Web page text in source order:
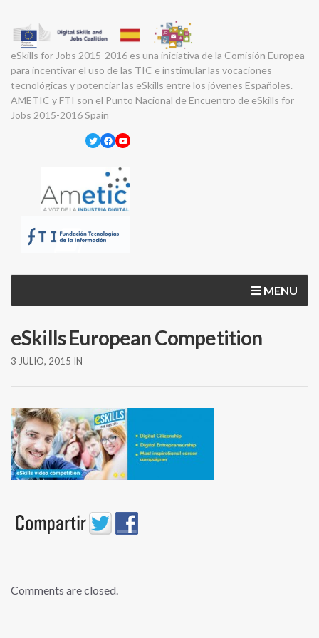
eSkills for Jobs 2015-2016 es una iniciativa de la Comisión Europea
para incentivar el uso de las TIC e instimular las vocaciones
tecnológicas y potenciar las eSkills entre los jóvenes Españoles.
AMETIC y FTI son el Punto Nacional de Encuentro de eSkills for
Jobs 2015-2016 Spain
Twitter
Facebook
YouTube
MENU
eSkills European Competition
3 JULIO, 2015 IN
Comments are closed.